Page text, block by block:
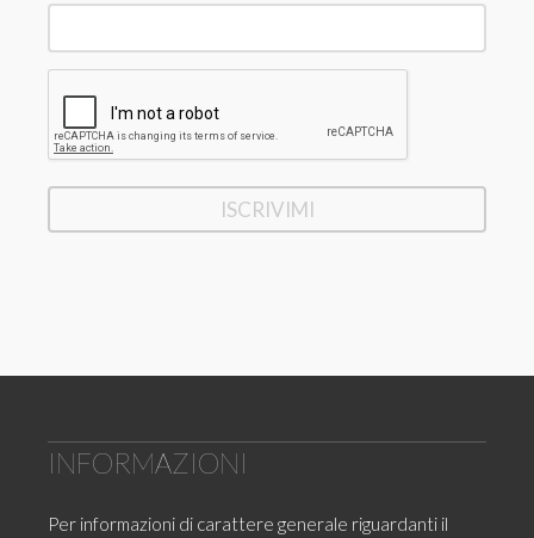
INFORMAZIONI
Per informazioni di carattere generale riguardanti il